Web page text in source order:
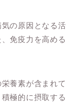
の原因となる活
免疫力を高める
養素が含まれて
極的に摂取する